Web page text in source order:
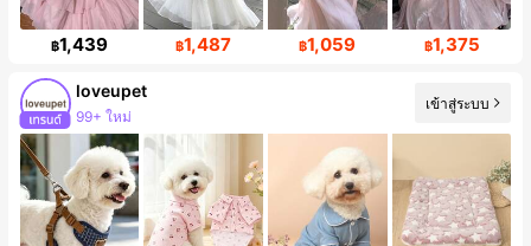
฿1,439 ฿1,487 ฿1,059 ฿1,375
loveupet
ผู้ติดตาม 7.6K คน
เข้าสู่ระบบ